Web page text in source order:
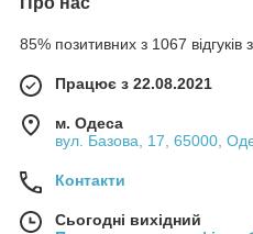
85% позитивних з 1067 відгуків
Працює з 22.08.2021
м. Одеса
вул. Базова, 17, 65000,
Контакти
Сьогодні вихідний